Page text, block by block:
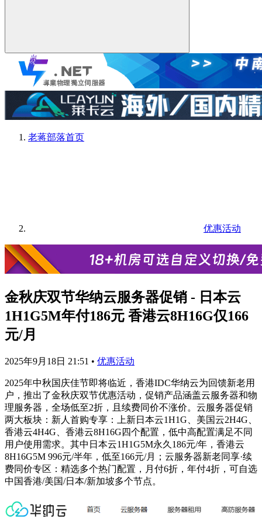
老蒋部落首页
优惠活动
金秋庆双节华纳云服务器促销 - 日本云
1H1G5M年付186元 香港云8H16G仅166
元/月
2025年9月18日 21:51 • 优惠活动
2025年中秋国庆佳节即将临近，香港IDC华纳云为回馈新老用
户，推出了金秋庆双节优惠活动，促销产品涵盖云服务器和物
理服务器，全场低至2折，且续费同价不涨价。云服务器促销
两大板块：新人首购专享：上新日本云1H1G、美国云2H4G、
香港云4H4G、香港云8H16G四个配置，低中高配置满足不同
用户使用需求。其中日本云1H1G5M永久186元/年，香港云
8H16G5M 996元/半年，低至166元/月；云服务器新老同享·续
费同价专区：精选多个热门配置，月付6折，年付4折，可自选
中国香港/美国/日本/新加坡多个节点。